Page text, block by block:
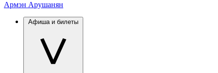
Армэн Арушанян
Афиша и билеты